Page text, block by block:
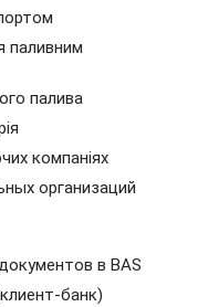
паливним
палива
компаніях
организаций
в BAS
банк)